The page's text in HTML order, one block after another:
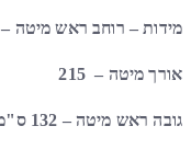
מידות – רוחב ראש מיטה – 170
אורך מיטה – 215
גובה ראש מיטה – 132 ס"מ